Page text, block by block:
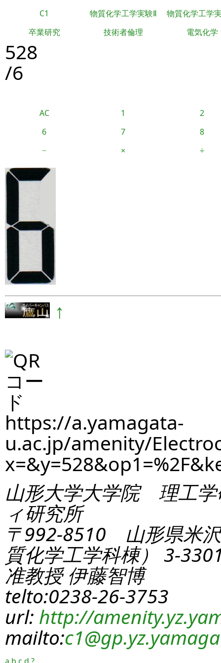
C1 物質化学工学実験Ⅱ
物質化学工学
卒業研究
技術者倫理 電気化学
528
/6
AC 1
2
6
7
8
−
× ÷
↑
https://a.yamagata-
u.ac.jp/amenity/
山形大学大学院 理工学
ィ研究所
〒992-8510 山形県米
質化学工学科棟） 3-
准教授 伊藤智博
telto:0238-26-3753
url: http://
mailto:c1